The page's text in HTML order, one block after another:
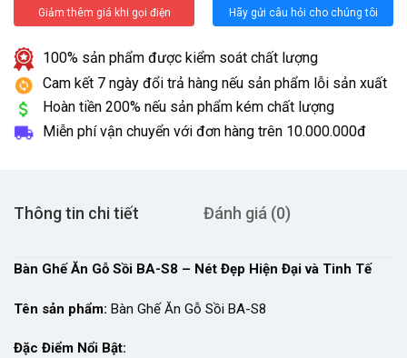
Giảm thêm giá khi gọi điện Hãy gửi câu hỏi cho chúng tôi
100% sản phẩm được kiểm soát chất lượng
Cam kết 7 ngày đổi trả hàng nếu sản phẩm lỗi sản xuất
Hoàn tiền 200% nếu sản phẩm kém chất lượng
Miễn phí vận chuyển với đơn hàng trên 10.000.000đ
Thông tin chi tiết Đánh giá (0)
Bàn Ghế Ăn Gỗ Sồi BA-S8 – Nét Đẹp Hiện Đại và Tinh Tế
Tên sản phẩm: Bàn Ghế Ăn Gỗ Sồi BA-S8
Đặc Điểm Nổi Bật: